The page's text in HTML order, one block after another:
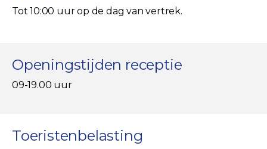
Tot 10:00 uur op de dag van vertrek.
Openingstijden receptie
09-19.00 uur
Toeristenbelasting